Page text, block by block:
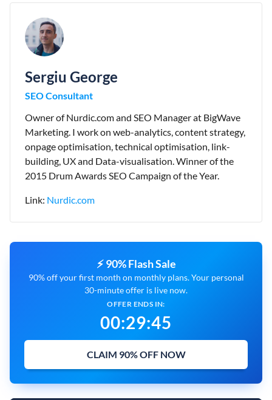
Sergiu George
SEO Consultant
Owner of Nurdic.com and SEO Manager at BigWave
Marketing. I work on web-analytics, content strategy,
onpage optimisation, technical optimisation, link-
building, UX and Data-visualisation. Winner of the
2015 Drum Awards SEO Campaign of the Year.
Link: Nurdic.com
⚡ 90% Flash Sale
90% off your first month on monthly plans. Your personal
30-minute offer is live now.
OFFER ENDS IN:
00:29:44
CLAIM 90% OFF NOW